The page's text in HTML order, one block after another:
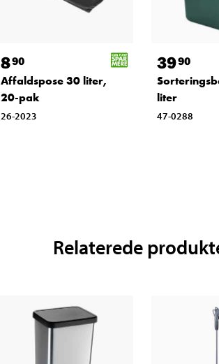
890
Affaldspose 30 liter,
20-pak
26-2023
3990
liter
47-0288
Relaterede